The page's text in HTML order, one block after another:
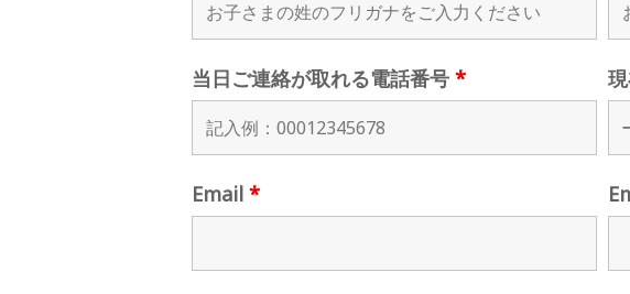
当日ご連絡が取れる電話番号 *
Email *